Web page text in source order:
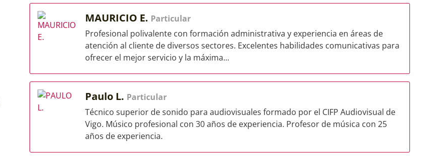
MAURICIO E. Particular
Profesional polivalente con formación administrativa y experiencia en áreas de
atención al cliente de diversos sectores. Excelentes habilidades comunicativas para
ofrecer el mejor servicio y la máxima...
Paulo L. Particular
Técnico superior de sonido para audiovisuales formado por el CIFP Audiovisual de
Vigo. Músico profesional con 30 años de experiencia. Profesor de música con 25
años de experiencia.